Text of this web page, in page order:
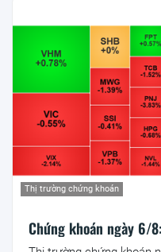
Chứng khoán ngày 6/
Thị trường chứng khoán